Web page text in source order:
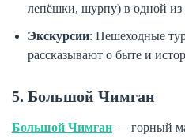
лепёшки, шурпу) в одной
Экскурсии: Пешеходные
рассказывают о быте и
5. Большой Чимган
Большой Чимган — горный